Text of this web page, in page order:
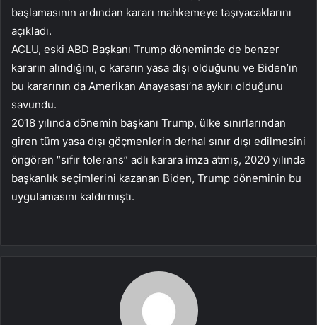
başlamasının ardından kararı mahkemeye taşıyacaklarını
açıkladı.
ACLU, eski ABD Başkanı Trump döneminde de benzer
kararın alındığını, o kararın yasa dışı olduğunu ve Biden’ın
bu kararının da Amerikan Anayasası’na aykırı olduğunu
savundu.
2018 yılında dönemin başkanı Trump, ülke sınırlarından
giren tüm yasa dışı göçmenlerin derhal sınır dışı edilmesini
öngören “sıfır tolerans” adlı karara imza atmış, 2020 yılında
başkanlık seçimlerini kazanan Biden, Trump döneminin bu
uygulamasını kaldırmıştı.